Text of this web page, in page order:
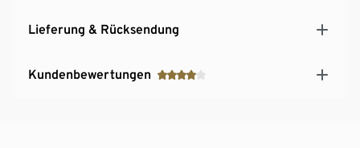
Lieferung & Rücksendung
Kundenbewertungen